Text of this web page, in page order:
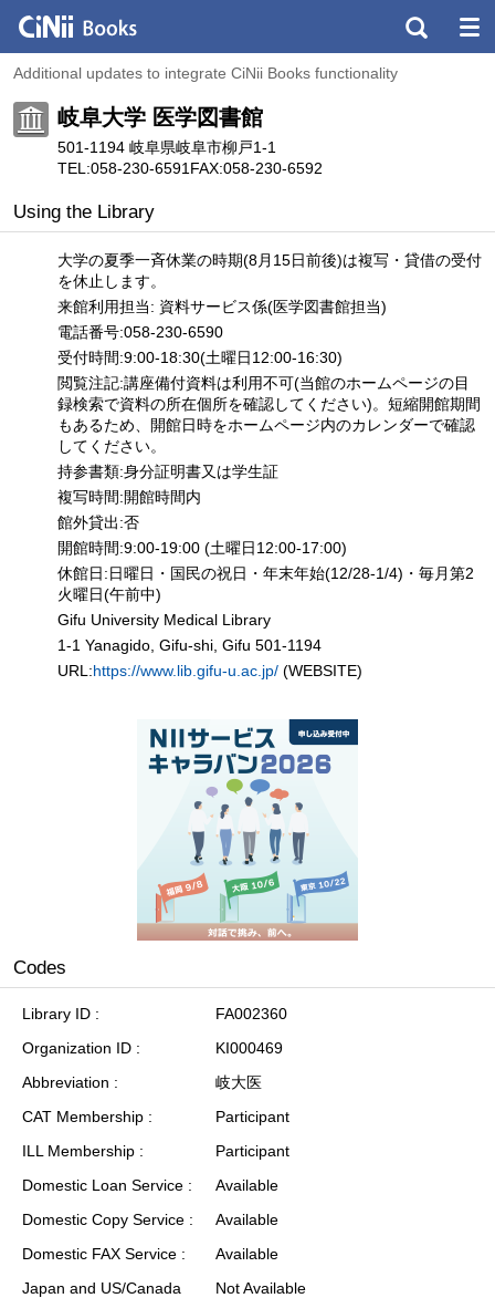
Additional updates to integrate CiNii Books functionality
岐阜大学 医学図書館
501-1194 岐阜県岐阜市柳戸1-1
TEL:058-230-6591 FAX:058-230-6592
Using the Library
大学の夏季一斉休業の時期(8月15日前後)は複写・貸借の受付
を休止します。
来館利用担当: 資料サービス係(医学図書館担当)
電話番号:058-230-6590
受付時間:9:00-18:30(土曜日12:00-16:30)
閲覧注記:講座備付資料は利用不可(当館のホームページの目
録検索で資料の所在個所を確認してください)。短縮開館期間
もあるため、開館日時をホームページ内のカレンダーで確認
してください。
持参書類:身分証明書又は学生証
複写時間:開館時間内
館外貸出:否
開館時間:9:00-19:00 (土曜日12:00-17:00)
休館日:日曜日・国民の祝日・年末年始(12/28-1/4)・毎月第2
火曜日(午前中)
Gifu University Medical Library
1-1 Yanagido, Gifu-shi, Gifu 501-1194
URL:https://www.lib.gifu-u.ac.jp/ (WEBSITE)
Codes
Library ID
FA002360
Organization ID
KI000469
Abbreviation
岐大医
CAT Membership
Participant
ILL Membership
Participant
Domestic Loan Service
Available
Domestic Copy Service
Available
Domestic FAX Service
Available
Japan and US/Canada
Not Available